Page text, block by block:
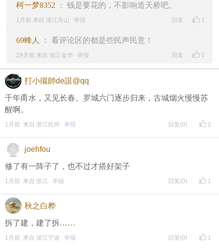
柯一梦8352 ： 钱是要花的，不影响造天桥吧。
1
1月前 来自 浙江舟山 举报 回复
69蜂人 ： 看评论区的都是些民声民意！
0
29天前 来自 浙江金华 举报 回复
打小殧帥de詪@qq
千年甬水，又见长春。罗城六门逐步归来，古城烟火慢慢苏
醒啊。
2
1月前 来自 浙江杭州 举报 回复 (0)
joehfou
修了有一阵子了，也不过才搭好架子
1
1月前 来自 浙江 举报 回复 (0)
秋之白桦
拆了建，建了拆……
1
1月前 来自 浙江宁波 举报 回复 (0)